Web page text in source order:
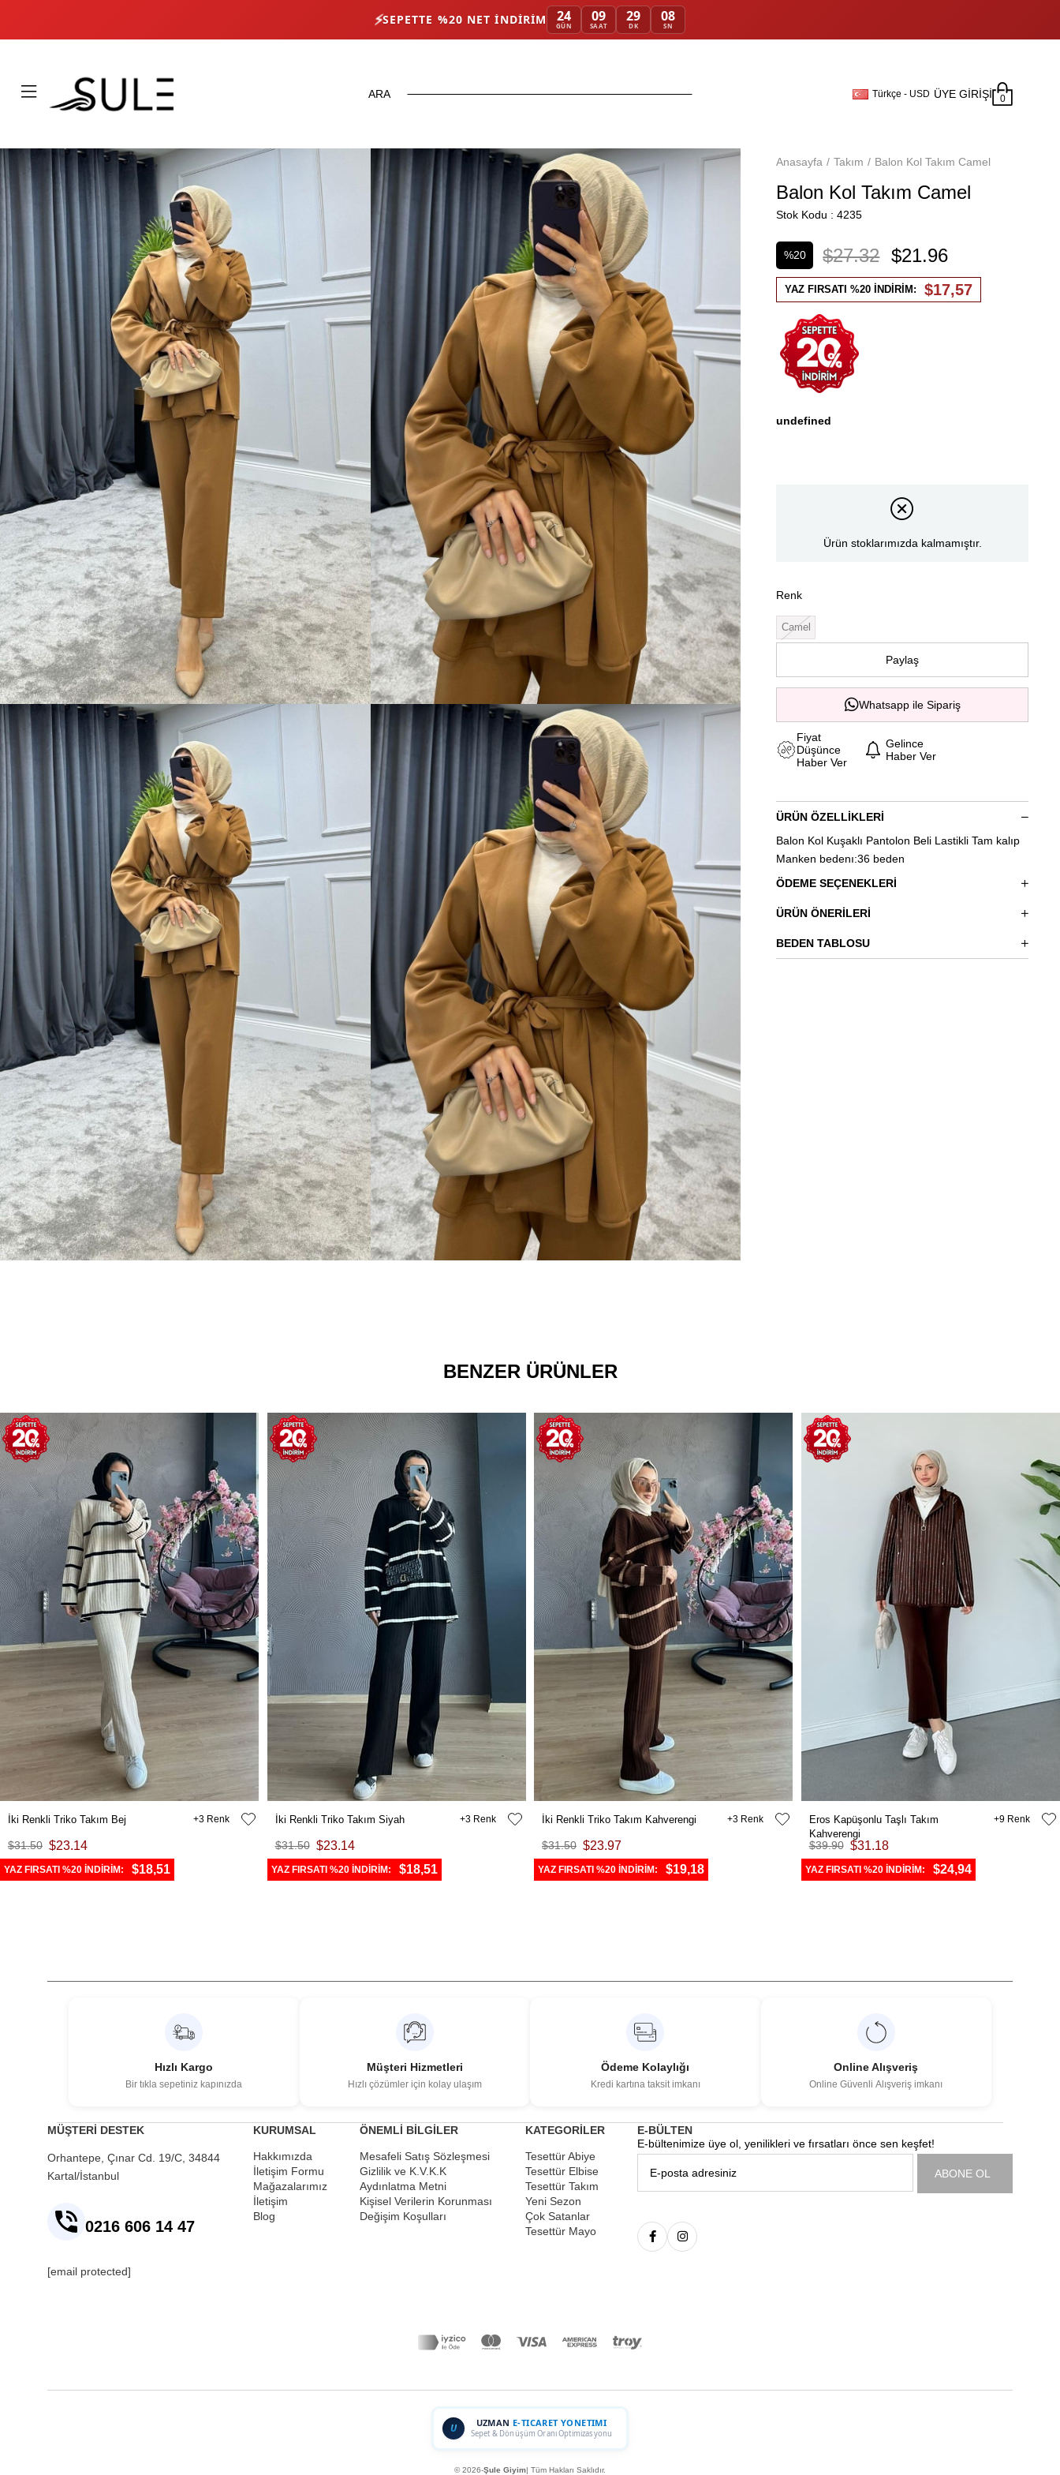
⚡SEPETTE %20 NET İNDIRIM 24
GÜN
09
SAAT
29
DK
08
SN
Türkçe - USD ÜYE GIRIŞI 0
Anasayfa Takım Balon Kol Takım Camel
Balon Kol Takım Camel
Stok Kodu 4235
%20
İndirim
$27.32 $21.96
YAZ FIRSATI %20 İNDİRİM: $17,57
undefined
Ürün stoklarımızda kalmamıştır.
Renk
Camel
Paylaş
Whatsapp ile Sipariş
Fiyat
Düşünce
Haber Ver
Gelince
Haber Ver
ÜRÜN ÖZELLIKLERI
Balon Kol Kuşaklı Pantolon Beli Lastikli Tam kalıp
Manken bedenı:36 beden
ÖDEME SEÇENEKLERI
ÜRÜN ÖNERILERI
BEDEN TABLOSU
BENZER ÜRÜNLER
İki Renkli Triko Takım Bej
$23.14
$31.50
YAZ FIRSATI %20 İNDİRİM: $18,51
3 İki Renkli Triko Takım Siyah
$23.14
$31.50
YAZ FIRSATI %20 İNDİRİM: $18,51
3 İki Renkli Triko Takım Kahverengi
$23.97
$31.50
YAZ FIRSATI %20 İNDİRİM: $19,18
3
Eros Kapüşonlu Taşlı Takım
Kahverengi
$31.18
$39.90
YAZ FIRSATI %20 İNDİRİM: $24,94
9
Hızlı Kargo
Bir tıkla sepetiniz kapınızda
Müşteri Hizmetleri
Hızlı çözümler için kolay ulaşım
Ödeme Kolaylığı
Kredi kartına taksit imkanı
Online Alışveriş
Online Güvenli Alışveriş imkanı
MÜŞTERİ DESTEK
Orhantepe, Çınar Cd. 19/C, 34844
Kartal/İstanbul
0216 606 14 47
[email protected]
KURUMSAL
Hakkımızda
İletişim Formu
Mağazalarımız
İletişim
Blog
ÖNEMLİ BİLGİLER
Mesafeli Satış Sözleşmesi
Gizlilik ve K.V.K.K
Aydınlatma Metni
Kişisel Verilerin Korunması
Değişim Koşulları
KATEGORİLER
Tesettür Abiye
Tesettür Elbise
Tesettür Takım
Yeni Sezon
Çok Satanlar
Tesettür Mayo
E-BÜLTEN
E-bültenimize üye ol, yenilikleri ve fırsatları önce sen keşfet!
ABONE OL
U UZMAN E-TICARET YONETIMI
Sepet & Dönüşüm Oranı Optimizasyonu
© 2026-Şule Giyim| Tüm Hakları Saklıdır.